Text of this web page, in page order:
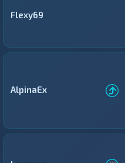
Flexy69
AlpinaEx